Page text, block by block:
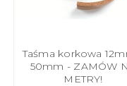
Taśma korkowa
50mm - ZAMÓW
METRY!